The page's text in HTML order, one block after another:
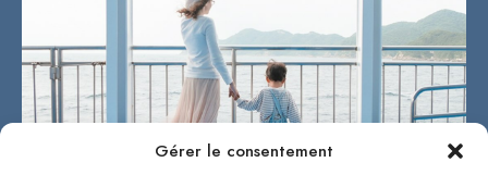
Gérer le consentement